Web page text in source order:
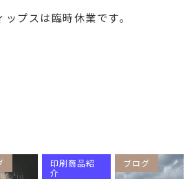
プスは臨時休業です。
印刷商品紹
介
ブログ